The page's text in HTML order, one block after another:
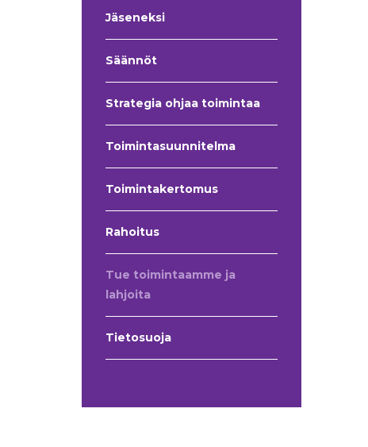
Jäseneksi
Säännöt
Strategia ohjaa toimintaa
Toimintasuunnitelma
Toimintakertomus
Rahoitus
Tue toimintaamme ja
lahjoita
Tietosuoja